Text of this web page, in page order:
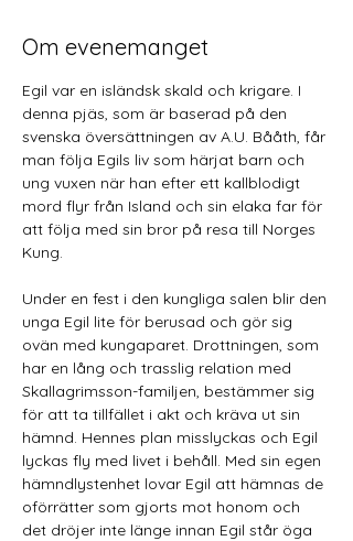
Om evenemanget
Egil var en isländsk skald och krigare. I
denna pjäs, som är baserad på den
svenska översättningen av A.U. Bååth, får
man följa Egils liv som härjat barn och
ung vuxen när han efter ett kallblodigt
mord flyr från Island och sin elaka far för
att följa med sin bror på resa till Norges
Kung.
Under en fest i den kungliga salen blir den
unga Egil lite för berusad och gör sig
ovän med kungaparet. Drottningen, som
har en lång och trasslig relation med
Skallagrimsson-familjen, bestämmer sig
för att ta tillfället i akt och kräva ut sin
hämnd. Hennes plan misslyckas och Egil
lyckas fly med livet i behåll. Med sin egen
hämndlystenhet lovar Egil att hämnas de
oförrätter som gjorts mot honom och
det dröjer inte länge innan Egil står öga